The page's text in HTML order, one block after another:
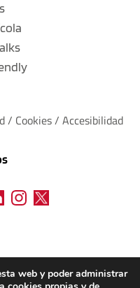
/ Cookies / Accesibilidad
web y poder administrar